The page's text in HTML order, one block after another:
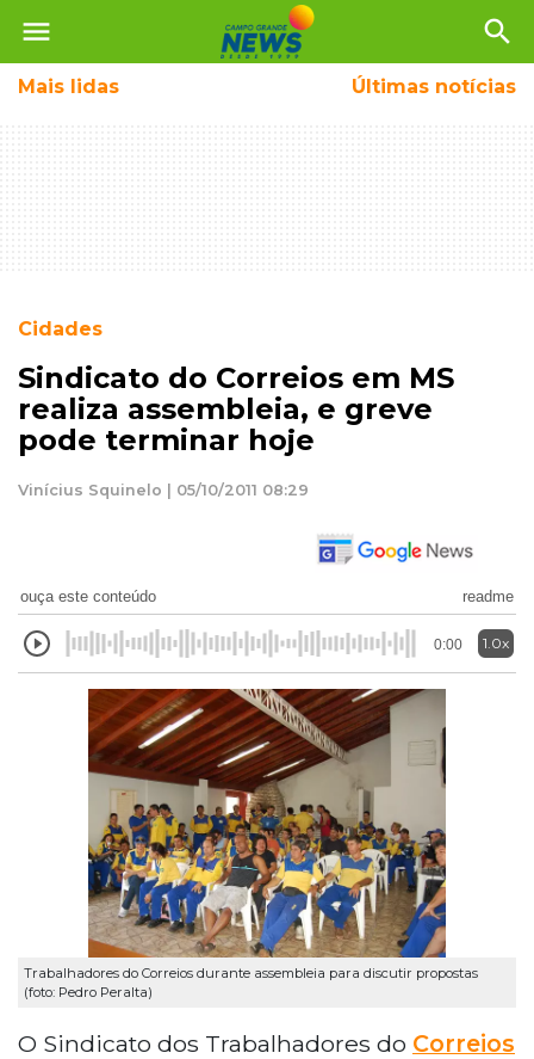
menu search
Mais lidas Últimas notícias
Cidades
Sindicato do Correios em MS
realiza assembleia, e greve
pode terminar hoje
Vinícius Squinelo | 05/10/2011 08:29
ouça este conteúdo readme
0:00 1.0x
Trabalhadores do Correios durante assembleia para discutir propostas
(foto: Pedro Peralta)
O Sindicato dos Trabalhadores do Correios